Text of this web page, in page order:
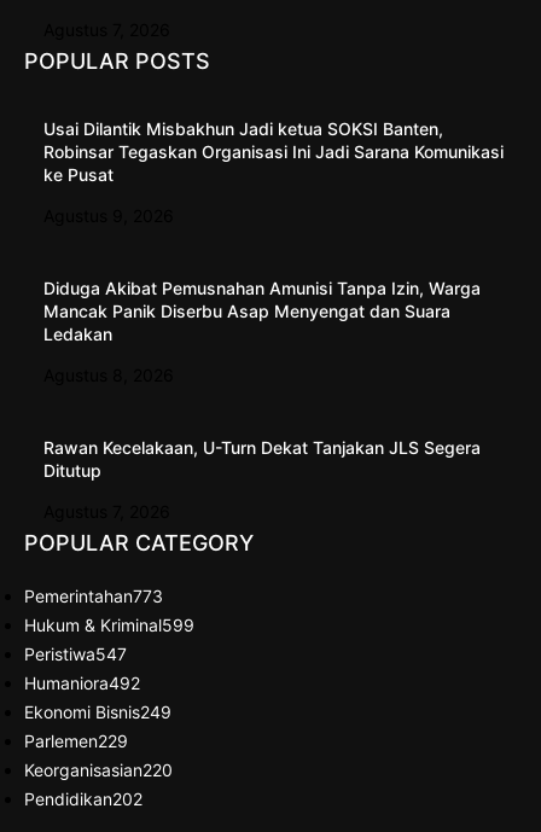
POPULAR POSTS
Usai Dilantik Misbakhun Jadi ketua SOKSI Banten,
Robinsar Tegaskan Organisasi Ini Jadi Sarana Komunikasi
ke Pusat
Diduga Akibat Pemusnahan Amunisi Tanpa Izin, Warga
Mancak Panik Diserbu Asap Menyengat dan Suara
Ledakan
Rawan Kecelakaan, U-Turn Dekat Tanjakan JLS Segera
Ditutup
POPULAR CATEGORY
Pemerintahan773
Hukum & Kriminal599
Peristiwa547
Humaniora492
Ekonomi Bisnis249
Parlemen229
Keorganisasian220
Pendidikan202